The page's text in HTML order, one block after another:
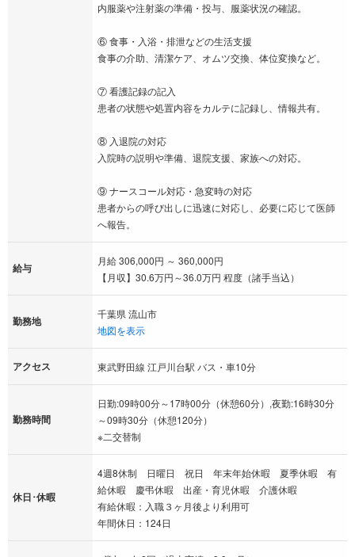
内服薬や注射薬の準備・投与、服薬状況の確認。
⑥ 食事・入浴・排泄などの生活支援
食事の介助、清潔ケア、オムツ交換、体位変換など。
⑦ 看護記録の記入
患者の状態や処置内容をカルテに記録し、情報共有。
⑧ 入退院の対応
入院時の説明や準備、退院支援、家族への対応。
⑨ ナースコール対応・急変時の対応
患者からの呼び出しに迅速に対応し、必要に応じて医師
へ報告。
給与
月給 306,000円 ～ 360,000円
【月収】30.6万円～36.0万円 程度（諸手当込）
勤務地
千葉県 流山市
地図を表示
アクセス 東武野田線 江戸川台駅 バス・車10分
勤務時間
日勤:09時00分～17時00分（休憩60分）,夜勤:16時30分
～09時30分（休憩120分）
※二交替制
休日･休暇
4週8休制 日曜日 祝日 年末年始休暇 夏季休暇 有
給休暇 慶弔休暇 出産・育児休暇 介護休暇
有給休暇：入職３ヶ月後より利用可
年間休日：124日